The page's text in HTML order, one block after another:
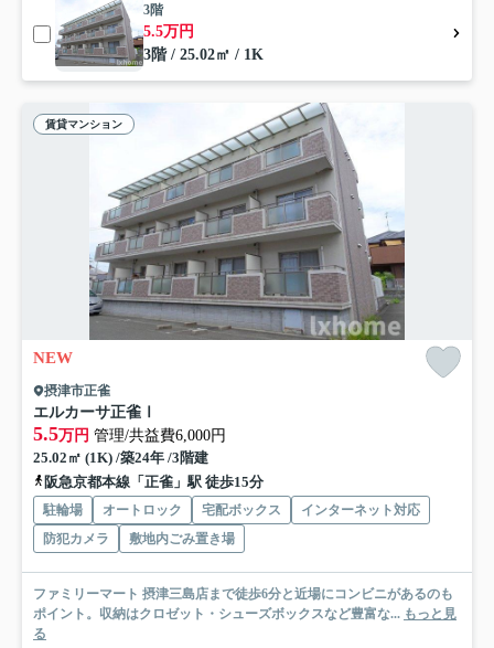
3階
5.5万円
3階 / 25.02㎡ / 1K
賃貸マンション
NEW
摂津市正雀
エルカーサ正雀Ⅰ
5.5万円 管理/共益費6,000円
25.02㎡ (1K) /築24年 /3階建
阪急京都本線「正雀」駅 徒歩15分
駐輪場 オートロック 宅配ボックス
インターネット対応
防犯カメラ
敷地内ごみ置き場
ファミリーマート 摂津三島店まで徒歩6分と近場にコンビニがあるのも
ポイント。収納はクロゼット・シューズボックスなど豊富な... もっと見
る